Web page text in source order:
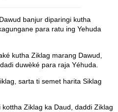
banjur diparingi kutha
para ratu ing Yehuda
kutha Ziklag marang Dawud,
duwèké para raja Yéhuda.
sarta ti semet harita Siklag
Ziklag ka Daud, daddi Ziklag